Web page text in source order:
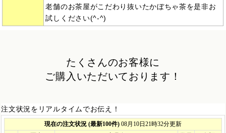
老舗のお茶屋がこだわり抜いたかぼちゃ茶を是非お
試しください(^-^)
たくさんのお客様に
ご購入いただいております！
注文状況をリアルタイムでお伝え！